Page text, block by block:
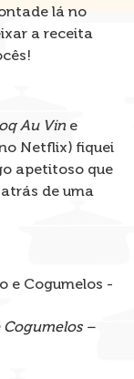
lá no
a receita
Au Vin e
Netflix) fiquei
apetitoso que
de uma
–